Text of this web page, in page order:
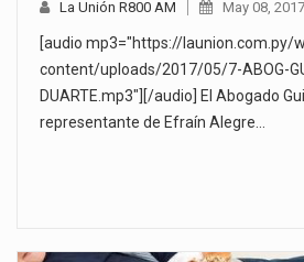
La Unión R800 AM May 08, 2017
[audio mp3="https://launion.com.py/
content/uploads/2017/05/7-ABOG-
DUARTE.mp3"][/audio] El Abogado
representante de Efraín Alegre…